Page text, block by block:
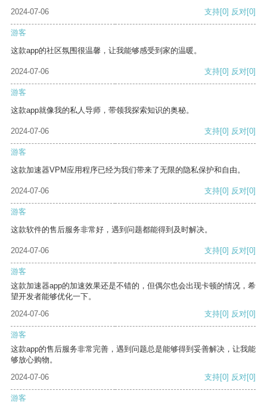
2024-07-06
支持[0] 反对[0]
游客
这款app的社区氛围很温馨，让我能够感受到家的温暖。
2024-07-06 支持[0] 反对[0]
游客
这款app就像我的私人导师，带领我探索知识的奥秘。
2024-07-06 支持[0] 反对[0]
游客
这款加速器VPM应用程序已经为我们带来了无限的隐私保护和自由。
2024-07-06 支持[0] 反对[0]
游客
这款软件的售后服务非常好，遇到问题都能得到及时解决。
2024-07-06 支持[0] 反对[0]
游客
这款加速器app的加速效果还是不错的，但偶尔也会出现卡顿的情况，希
望开发者能够优化一下。
2024-07-06
支持[0] 反对[0]
游客
这款app的售后服务非常完善，遇到问题总是能够得到妥善解决，让我能
够放心购物。
2024-07-06
支持[0] 反对[0]
游客